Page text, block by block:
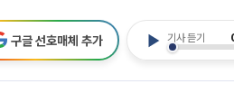
기사 듣기
구글 선호매체 추가